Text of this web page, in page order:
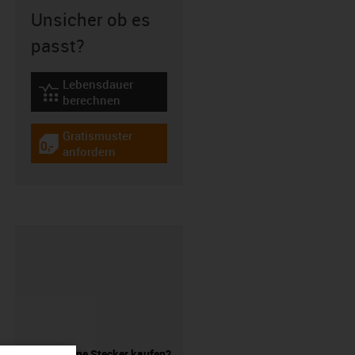
Unsicher ob es
passt?
igus-icon-lebensdauerrechner
Lebensdauer
berechnen
igus-icon-gratismuster
Gratismuster
anfordern